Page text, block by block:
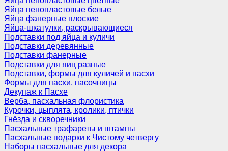
Яйца пенопластовые белые
Яйца фанерные плоские
Яйца-шкатулки, раскрывающиеся
Подставки под яйца и куличи
Подставки деревянные
Подставки фанерные
Подставки для яиц разные
Подставки, формы для куличей и пасхи
Формы для пасхи, пасочницы
Декупаж к Пасхе
Верба, пасхальная флористика
Курочки, цыплята, кролики, птички
Гнёзда и скворечники
Пасхальные трафареты и штампы
Пасхальные подарки к Чистому четвергу
Наборы пасхальные для декора